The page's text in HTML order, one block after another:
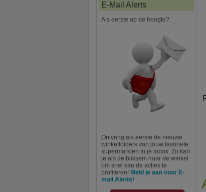
E-Mail Alerts
Als eerste op de hoogte?
Ontvang als eerste de nieuwe
winkelfolders van jouw favoriete
supermarkten in je inbox. Zo kan
je als de bliksem naar de winkel
om snel van de acties te
profiteren! Meld je aan voor E-
mail Alerts!